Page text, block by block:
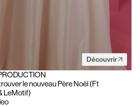
Découvrir
le nouveau Père Noël (Ft
‪LeMotif‬)